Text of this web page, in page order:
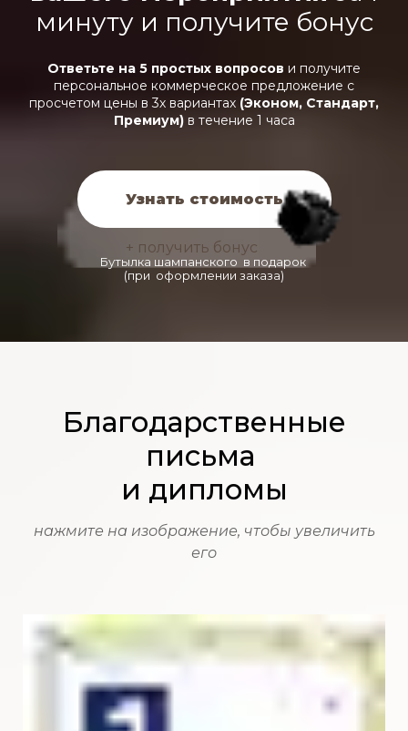
+ получить бонус
минуту и получите бонус
Ответьте на 5 простых вопросов и получите
персональное коммерческое предложение с
просчетом цены в 3х вариантах (Эконом, Стандарт,
Премиум) в течение 1 часа
Узнать стоимость
Бутылка шампанского в подарок
(при оформлении заказа)
Благодарственные
письма
и дипломы
нажмите на изображение, чтобы увеличить
его